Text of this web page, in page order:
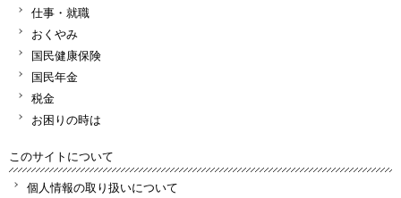
仕事・就職
おくやみ
国民健康保険
国民年金
税金
お困りの時は
このサイトについて
個人情報の取り扱いについて